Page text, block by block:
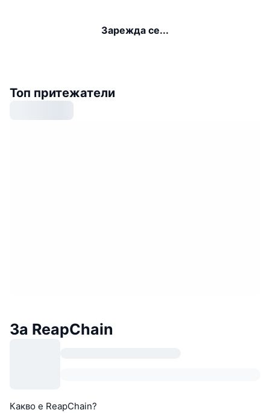
Зарежда се...
Топ притежатели
За ReapChain
Какво е ReapChain?